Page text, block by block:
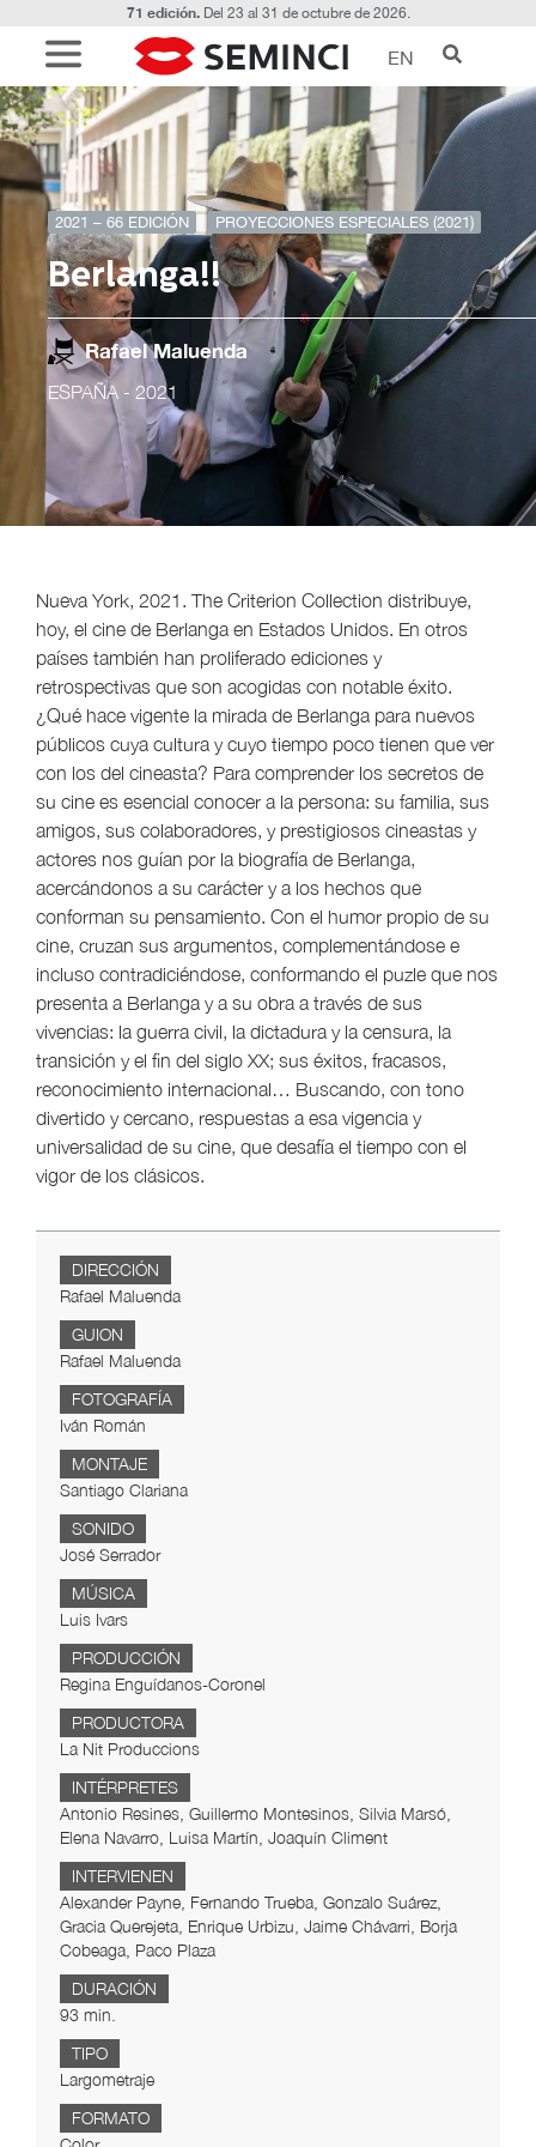
71 edición.Del 23 al 31 de octubre de 2026.
EN
2021 – 66 EDICIÓN PROYECCIONES ESPECIALES (2021)
Berlanga!!
Rafael Maluenda
ESPAÑA - 2021
Nueva York, 2021. The Criterion Collection distribuye,
hoy, el cine de Berlanga en Estados Unidos. En otros
países también han proliferado ediciones y
retrospectivas que son acogidas con notable éxito.
¿Qué hace vigente la mirada de Berlanga para nuevos
públicos cuya cultura y cuyo tiempo poco tienen que ver
con los del cineasta? Para comprender los secretos de
su cine es esencial conocer a la persona: su familia, sus
amigos, sus colaboradores, y prestigiosos cineastas y
actores nos guían por la biografía de Berlanga,
acercándonos a su carácter y a los hechos que
conforman su pensamiento. Con el humor propio de su
cine, cruzan sus argumentos, complementándose e
incluso contradiciéndose, conformando el puzle que nos
presenta a Berlanga y a su obra a través de sus
vivencias: la guerra civil, la dictadura y la censura, la
transición y el fin del siglo XX; sus éxitos, fracasos,
reconocimiento internacional… Buscando, con tono
divertido y cercano, respuestas a esa vigencia y
universalidad de su cine, que desafía el tiempo con el
vigor de los clásicos.
DIRECCIÓN
Rafael Maluenda
GUION
Rafael Maluenda
FOTOGRAFÍA
Iván Román
MONTAJE
Santiago Clariana
SONIDO
José Serrador
MÚSICA
Luis Ivars
PRODUCCIÓN
Regina Enguídanos-Coronel
PRODUCTORA
La Nit Produccions
INTÉRPRETES
Antonio Resines, Guillermo Montesinos, Silvia Marsó,
Elena Navarro, Luisa Martín, Joaquín Climent
INTERVIENEN
Alexander Payne, Fernando Trueba, Gonzalo Suárez,
Gracia Querejeta, Enrique Urbizu, Jaime Chávarri, Borja
Cobeaga, Paco Plaza
DURACIÓN
93 min.
TIPO
Largometraje
FORMATO